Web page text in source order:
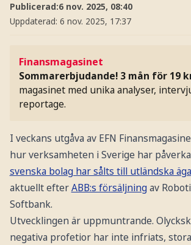
Publicerad:6 nov. 2025, 08:40
Uppdaterad: 6 nov. 2025, 17:37
Finansmagasinet
Sommarerbjudande! 3 mån för 19
magasinet med unika analyser,
reportage.
I veckans utgåva av EFN
hur verksamheten i Sverige har
svenska bolag har sålts till utländska
aktuellt efterABB:s försäljningav
Softbank.
Utvecklingen är uppmuntrande.
negativa profetior har inte infriats,